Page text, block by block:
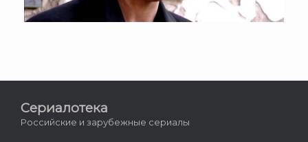
Сериалотека
Российские и зарубежные сериалы